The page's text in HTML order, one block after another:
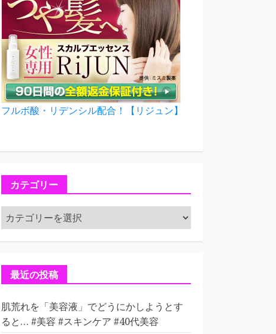
フルボ酸・リデンシル配合！【リジュン】
カテゴリー
カ
テ
ゴ
ー最近の投稿
肌荒れを「美容液」でどうにかしようとす
ると… #美容 #スキンケア #40代美容